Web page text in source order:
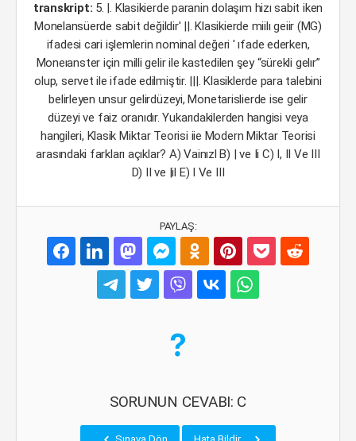
transkript: 5. |. Klasikierde paranin dolaşım hizı sabit iken
Monelansüerde sabit değildir' ||. Klasikierde miilı geiir (MG)
ifadesi cari işlemlerin nominal değeri ' ıfade ederken,
Moneıanster için milli gelir ile kastedilen şey “sürekli gelır”
olup, servet ile ifade edilmiştir. |||. Klasiklerde para talebini
belirleyen unsur gelirdüzeyi, Monetarislierde ise gelir
düzeyi ve faiz oranıdır. Yukarıdakilerden hangisi veya
hangileri, Klasik Miktar Teorisi iie Modern Miktar Teorisi
arasındaki farkları açıklar? A) Vainızl B) | ve Ii C) I, II Ve III
D) II ve |il E) I Ve III
PAYLAŞ:
SORUNUN CEVABI: C